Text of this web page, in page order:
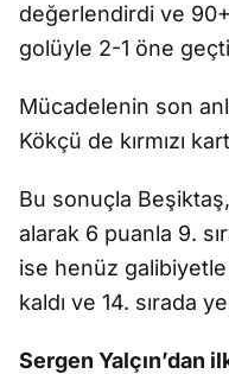
değerlendirdi ve
golüyle 2-1 öne
Mücadelenin son
Kökçü de kırmızı
Bu sonuçla
alarak 6 puanla 9.
ise henüz
kaldı ve 14. sırada
Sergen Yalçın’dan